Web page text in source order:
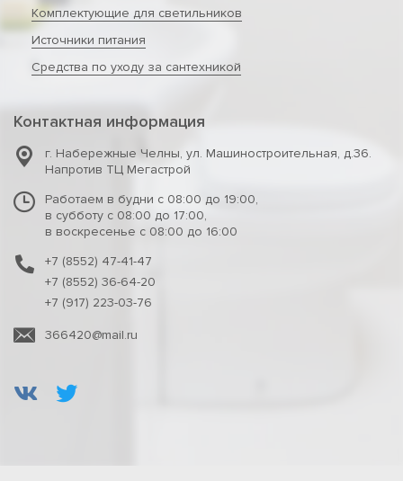
Комплектующие для светильников
Источники питания
Средства по уходу за сантехникой
Контактная информация
г. Набережные Челны, ул. Машиностроительная, д.36.
Напротив ТЦ Мегастрой
Работаем в будни с 08:00 до 19:00,
в субботу с 08:00 до 17:00,
в воскресенье с 08:00 до 16:00
+7 (8552) 47-41-47
+7 (8552) 36-64-20
+7 (917) 223-03-76
366420@mail.ru